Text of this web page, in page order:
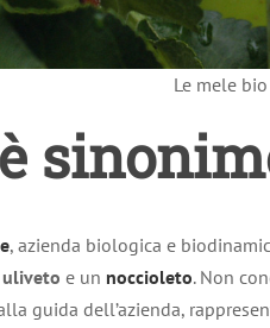
Le mele
, azienda biologica e
uliveto e un noccioleto. Non
guida dell’azienda,